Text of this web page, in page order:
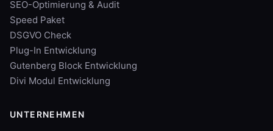
SEO-Optimierung & Audit
Speed Paket
DSGVO Check
Plug-In Entwicklung
Gutenberg Block Entwicklung
Divi Modul Entwicklung
UNTERNEHMEN